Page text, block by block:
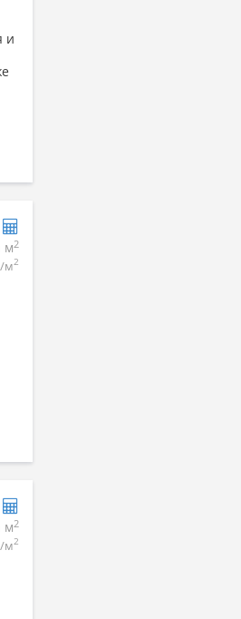
и
м2
м2
м2
м2